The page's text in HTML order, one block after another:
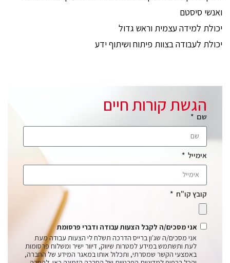
ואנשי סיסטם
יכולת למידה עצמית וראש גדול
יכולת לעבודה בצוות פיתוח ושיתוף ידע
הגשת קורות חיים
שם
אימייל
קובץ קו"ח
אני מסכים/ה לקבל הצעות עבודה ודברי פרסומת
אני מסכים/ה שג'ון ברייס הדרכה תשלח לי הצעות עבודה מעת
לעת ותשתמש במידע למטרות שיווק, דיוור ישיר ומשלוח פרסומות
באמצעי הקשר שמסרתי, ותכלול אותו במאגר המידע של החברה,